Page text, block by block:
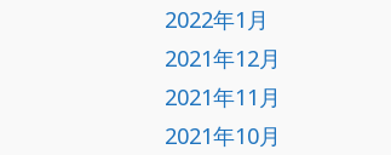
2022年1月
2021年12月
2021年11月
2021年10月